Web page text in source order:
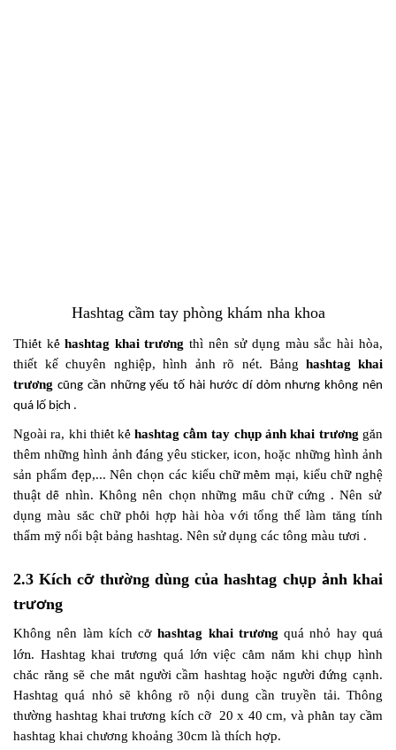
Hashtag cầm tay phòng khám nha khoa
Thiết kế hashtag khai trương thì nên sử dụng màu sắc hài hòa,
thiết kế chuyên nghiệp, hình ảnh rõ nét. Bảng hashtag khai
trương cũng cần những yếu tố hài hước dí dỏm nhưng không nên
quá lố bịch .
Ngoài ra, khi thiết kế hashtag cầm tay chụpảnh khai trương gắn
thêm những hình ảnh đáng yêu sticker, icon, hoặc những hình ảnh
sản phẩm đẹp,... Nên chọn các kiểu chữmềm mại, kiểu chữnghệ
thuật dễ nhìn. Không nên chọn những mẫu chữcứng . Nên sử
dụng màu sắc chữphối hợp hài hòa với tổng thể làm tăng tính
thẩm mỹnổi bật bảng hashtag. Nên sử dụng các tông màu tươi .
2.3 Kích cỡthường dùng củahashtag chụp ảnh khai
trương
Không nên làm kích cỡ hashtag khai trương quá nhỏ hayquá
lớn. Hashtag khai trương quá lớn việc cầm nắm khi chụp hình
chắc rằng sẽ che mất người cầm hashtag hoặc người đứng cạnh.
Hashtag quá nhỏ sẽ không rõ nội dung cần truyền tải. Thông
thường hashtag khai trương kích cỡ 20 x 40 cm, và phần tay cầm
hashtag khai chương khoảng 30cm là thích hợp.